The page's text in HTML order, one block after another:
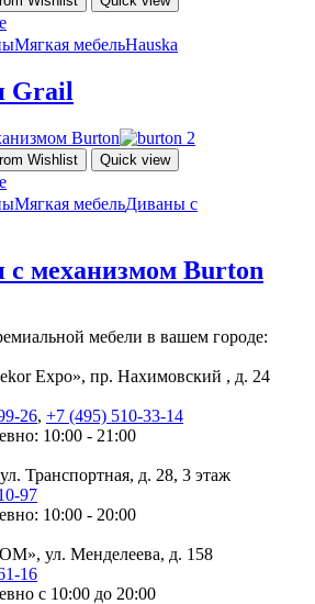
Мягкая мебельHauska
Grail
Wishlist
Quick view
Мягкая мебельДиваны с
механизмом Burton
мебели в вашем городе:
Expo», пр. Нахимовский , д. 24
26, +7 (495) 510-33-14
10:00 - 21:00
Транспортная, д. 28, 3 этаж
97
10:00 - 20:00
ул. Менделеева, д. 158
16
с 10:00 до 20:00